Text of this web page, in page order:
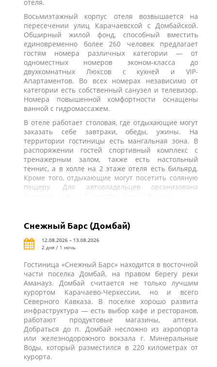
отеля.
Восьмиэтажный корпус отеля возвышается на
пересечении улиц Карачаевской с Домбайской.
Обширный жилой фонд, способный вместить
единовременно более 260 человек предлагает
гостям номера различных категории — от
одноместных номеров эконом-класса до
двухкомнатных Люксов с кухней и VIP-
Апартаментов. Во всех номерах независимо от
категории есть собственный санузел и телевизор.
Номера повышенной комфортности оснащены
ванной с гидромассажем.
В отеле работает столовая, где отдыхающие могут
заказать себе завтраки, обеды, ужины. На
территории гостиницы есть мангальная зона. В
распоряжении гостей спортивный комплекс с
тренажерным залом, также есть настольный
теннис, а в холле на 2 этаже отеля есть бильярд.
Кроме того, отдыхающие могут посетить соляную
пещеру. Для автовладельцев организована
Снежный Барс (Домбай)
12.08.2026 – 13.08.2026
2 дня / 1 ночь
Гостиница «Снежный Барс» находится в восточной
части поселка Домбай, на правом берегу реки
Аманауз. Домбай считается не только лучшим
курортом Карачаево-Черкессии, но и всего
Северного Кавказа. В поселке хорошо развита
инфраструктура — есть выбор кафе и ресторанов,
работают продуктовые магазины, аптеки.
Добраться до п. Домбай несложно из аэропорта
или железнодорожного вокзала г. Минеральные
Воды, который разместился в 220 километрах от
курорта.